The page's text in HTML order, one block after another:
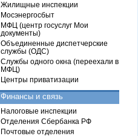
Жилищные инспекции
Мосэнергосбыт
МФЦ (центр госуслуг Мои
документы)
Объединенные диспетчерские
службы (ОДС)
Службы одного окна (переехали в
МФЦ)
Центры приватизации
Финансы и связь
Налоговые инспекции
Отделения Сбербанка РФ
Почтовые отделения